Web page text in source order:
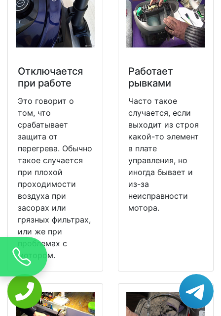
Отключается
при работе
Это говорит о
том, что
срабатывает
защита от
перегрева. Обычно
такое случается
при плохой
проходимости
воздуха при
засорах или
грязных фильтрах,
или же при
проблемах с
мотором.
Работает
рывками
Часто такое
случается, если
выходит из строя
какой-то элемент
в плате
управления, но
иногда бывает и
из-за
неисправности
мотора.